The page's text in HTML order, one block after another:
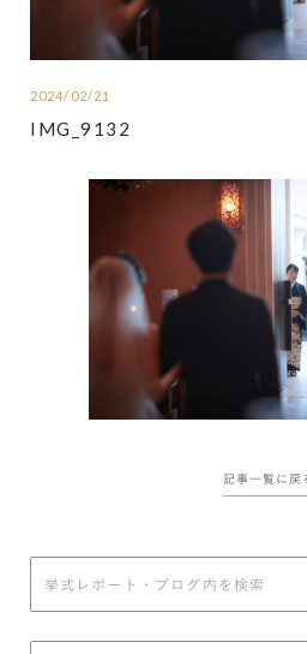
2024/02/21
IMG_9132
記事一覧に戻